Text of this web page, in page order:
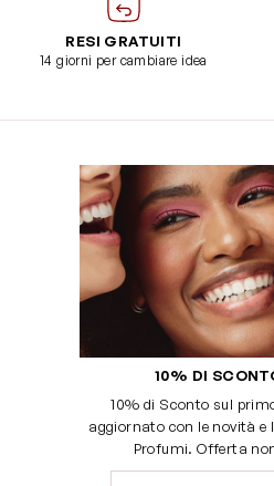
RESI GRATUITI
14 giorni per cambiare idea
10% DI
10% di Sconto sul
aggiornato con le novità e
Profumi. Offerta